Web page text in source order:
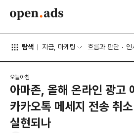
탐색 지금, 마케팅 흐름과 판단 인
오늘아침
아마존, 올해 온라인 광고
카카오톡 메세지 전송 취
실현되나